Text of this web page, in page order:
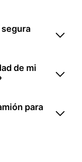
segura
de mi
para